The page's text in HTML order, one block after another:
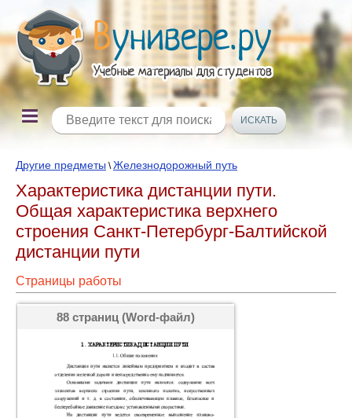
Другие предметы \Железнодорожный путь
Характеристика дистанции пути.
Общая характеристика верхнего
строения Санкт-Петербург-Балтийской
дистанции пути
Страницы работы
88 страниц (Word-файл)